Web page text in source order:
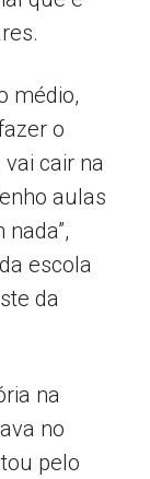
médio,
o
cair na
aulas
escola
da
na
no
pelo